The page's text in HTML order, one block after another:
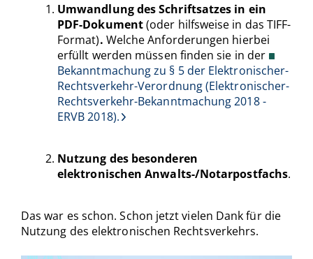
Umwandlung des Schriftsatzes in ein
PDF-Dokument(oder hilfsweise in das TIFF-
Format). Welche Anforderungen hierbei
erfüllt werden müssen finden sie in der
Bekanntmachung zu § 5 der Elektronischer-
Rechtsverkehr-Verordnung (Elektronischer-
Rechtsverkehr-Bekanntmachung 2018 -
ERVB 2018).
Nutzung des besonderen
elektronischen Anwalts-/Notarpostfachs.
Das war es schon. Schon jetzt vielen Dank für die
Nutzung des elektronischen Rechtsverkehrs.